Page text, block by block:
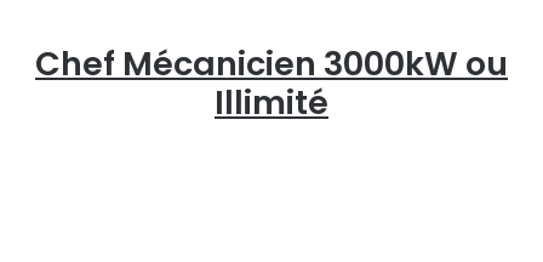
Chef Mécanicien 3000kW ou
Illimité